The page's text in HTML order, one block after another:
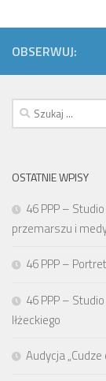
OBSERWUJ:
Szukaj:
OSTATNIE WPISY
46 PPP –
przemarszu i
46 PPP –
46 PPP –
Iłżeckiego
Audycja